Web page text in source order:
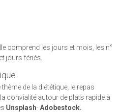
comprend les jours et mois, les n°
jours fériés.
de la diététique, le repas
convialité autour de plats rapide à
Unsplash-Adobestock.